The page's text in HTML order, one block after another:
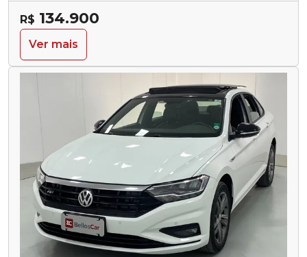
R$ 134.900
Ver mais